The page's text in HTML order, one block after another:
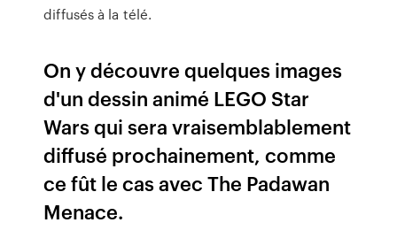
diffusés à la télé.
On y découvre quelques images
d'un dessin animé LEGO Star
Wars qui sera vraisemblablement
diffusé prochainement, comme
ce fût le cas avec The Padawan
Menace.